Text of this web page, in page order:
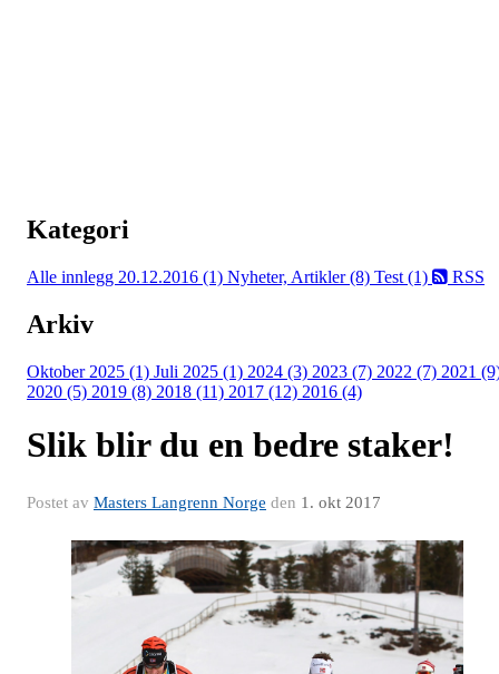
Kategori
Alle innlegg 20.12.2016 (1) Nyheter, Artikler (8) Test (1) RSS
Arkiv
Oktober 2025 (1) Juli 2025 (1) 2024 (3) 2023 (7) 2022 (7) 2021
2020 (5) 2019 (8) 2018 (11) 2017 (12) 2016 (4)
Slik blir du en bedre staker!
Postet av Masters Langrenn Norge den 1. okt 2017